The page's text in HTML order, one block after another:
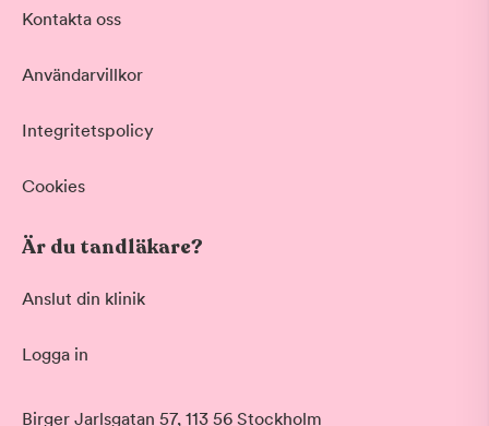
Kontakta oss
Användarvillkor
Integritetspolicy
Cookies
Är du tandläkare?
Anslut din klinik
Logga in
Birger Jarlsgatan 57, 113 56 Stockholm